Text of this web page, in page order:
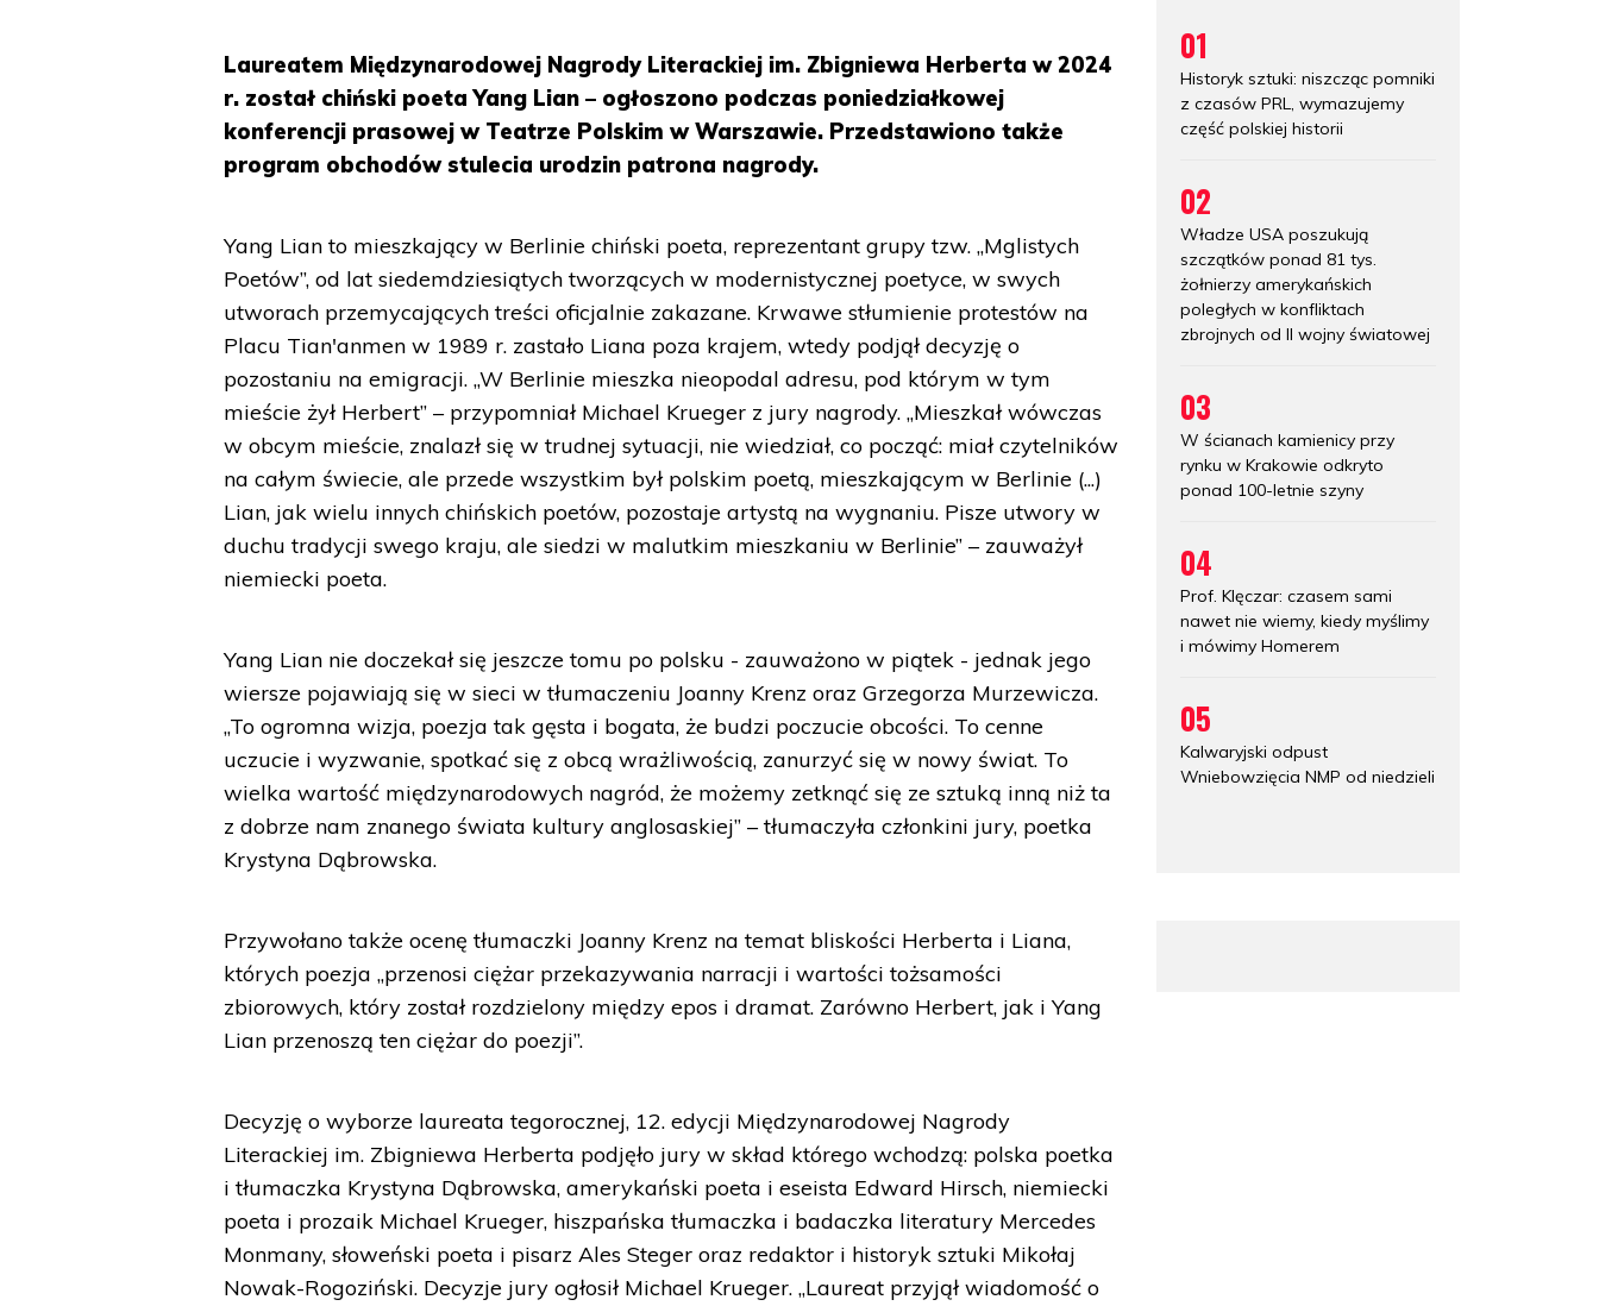
Laureatem Międzynarodowej Nagrody Literackiej im. Zbigniewa Herberta w 2024
r. został chiński poeta Yang Lian – ogłoszono podczas poniedziałkowej
konferencji prasowej w Teatrze Polskim w Warszawie. Przedstawiono także
program obchodów stulecia urodzin patrona nagrody.
Yang Lian to mieszkający w Berlinie chiński poeta, reprezentant grupy tzw. „Mglistych
Poetów”, od lat siedemdziesiątych tworzących w modernistycznej poetyce, w swych
utworach przemycających treści oficjalnie zakazane. Krwawe stłumienie protestów na
Placu Tian'anmen w 1989 r. zastało Liana poza krajem, wtedy podjął decyzję o
pozostaniu na emigracji. „W Berlinie mieszka nieopodal adresu, pod którym w tym
mieście żył Herbert” – przypomniał Michael Krueger z jury nagrody. „Mieszkał wówczas
w obcym mieście, znalazł się w trudnej sytuacji, nie wiedział, co począć: miał czytelników
na całym świecie, ale przede wszystkim był polskim poetą, mieszkającym w Berlinie (...)
Lian, jak wielu innych chińskich poetów, pozostaje artystą na wygnaniu. Pisze utwory w
duchu tradycji swego kraju, ale siedzi w malutkim mieszkaniu w Berlinie” – zauważył
niemiecki poeta.
Yang Lian nie doczekał się jeszcze tomu po polsku - zauważono w piątek - jednak jego
wiersze pojawiają się w sieci w tłumaczeniu Joanny Krenz oraz Grzegorza Murzewicza.
„To ogromna wizja, poezja tak gęsta i bogata, że budzi poczucie obcości. To cenne
uczucie i wyzwanie, spotkać się z obcą wrażliwością, zanurzyć się w nowy świat. To
wielka wartość międzynarodowych nagród, że możemy zetknąć się ze sztuką inną niż ta
z dobrze nam znanego świata kultury anglosaskiej” – tłumaczyła członkini jury, poetka
Krystyna Dąbrowska.
Przywołano także ocenę tłumaczki Joanny Krenz na temat bliskości Herberta i Liana,
których poezja „przenosi ciężar przekazywania narracji i wartości tożsamości
zbiorowych, który został rozdzielony między epos i dramat. Zarówno Herbert, jak i Yang
Lian przenoszą ten ciężar do poezji”.
Decyzję o wyborze laureata tegorocznej, 12. edycji Międzynarodowej Nagrody
Literackiej im. Zbigniewa Herberta podjęło jury w skład którego wchodzą: polska poetka
i tłumaczka Krystyna Dąbrowska, amerykański poeta i eseista Edward Hirsch, niemiecki
poeta i prozaik Michael Krueger, hiszpańska tłumaczka i badaczka literatury Mercedes
Monmany, słoweński poeta i pisarz Ales Steger oraz redaktor i historyk sztuki Mikołaj
Nowak-Rogoziński. Decyzje jury ogłosił Michael Krueger. „Laureat przyjął wiadomość o
01
Historyk sztuki: niszcząc pomniki
z czasów PRL, wymazujemy
część polskiej historii
02
Władze USA poszukują
szczątków ponad 81 tys.
żołnierzy amerykańskich
poległych w konfliktach
zbrojnych od II wojny światowej
03
W ścianach kamienicy przy
rynku w Krakowie odkryto
ponad 100-letnie szyny
04
Prof. Klęczar: czasem sami
nawet nie wiemy, kiedy myślimy
i mówimy Homerem
05
Kalwaryjski odpust
Wniebowzięcia NMP od niedzieli